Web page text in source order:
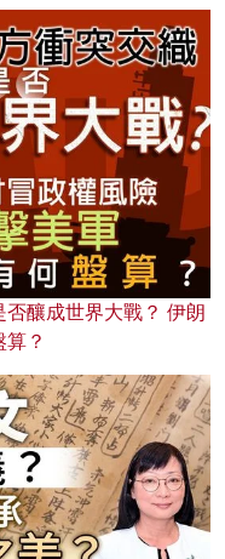
釀成世界大戰？ 伊朗
？